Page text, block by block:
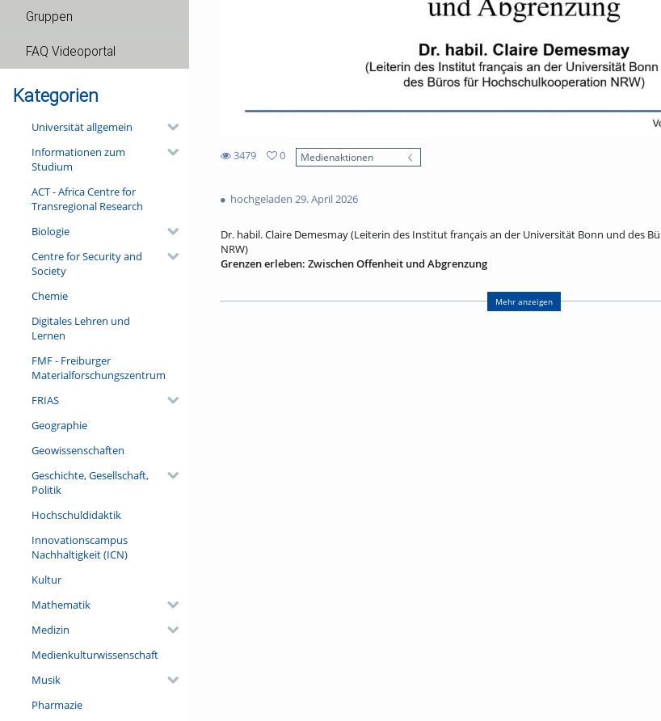
Gruppen
FAQ Videoportal
Kategorien
Universität allgemein
Informationen zum
Studium
ACT - Africa Centre for
Transregional Research
Biologie
Centre for Security and
Society
Chemie
Digitales Lehren und
Lernen
FMF - Freiburger
Materialforschungszentrum
FRIAS
Geographie
Geowissenschaften
Geschichte, Gesellschaft,
Politik
Hochschuldidaktik
Innovationscampus
Nachhaltigkeit (ICN)
Kultur
Mathematik
Medizin
Medienkulturwissenschaft
Musik
Pharmazie
3479
views
0
Medienaktionen
hochgeladen 29. April 2026
Dr. habil. Claire Demesmay (Leiterin des Institut français an der Universität Bonn und des
NRW)
Grenzen erleben: Zwischen Offenheit und Abgrenzung
Zusammenarbeit. Sie umfassen rund 40 % des EU-Territoriums, vereinen 30 % der
des Bruttoinlandsprodukts. Hier zeigen sich Chancen und Herausforderungen der
Mehr anzeigen